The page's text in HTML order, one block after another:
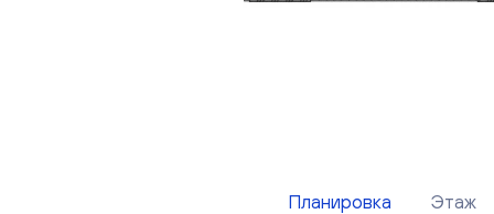
Планировка Этаж